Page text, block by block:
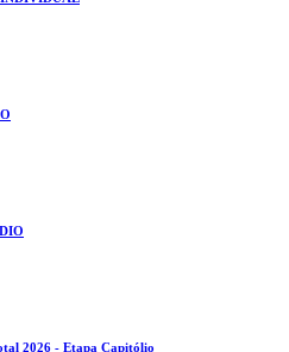
2026 - Etapa Capitólio